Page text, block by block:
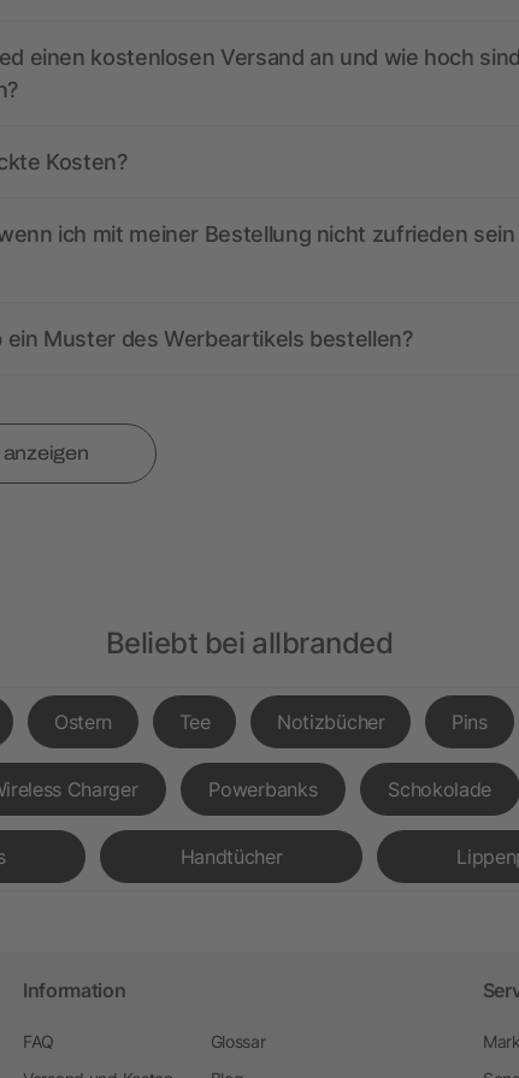
einen kostenlosen Versand an und wie hoch
Kosten?
ich mit meiner Bestellung nicht zufrieden sein
ein Muster des Werbeartikels bestellen?
Beliebt bei allbranded
Ostern Tee Notizbücher Pins
Charger Powerbanks Schokolade
Handtücher
Information
FAQ
Glossar